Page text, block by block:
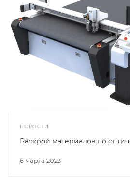
НОВОСТИ
6 марта 2023
Раскрой материалов по